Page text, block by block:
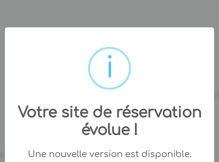
Votre site de réservation
évolue !
Une nouvelle version est disponible.